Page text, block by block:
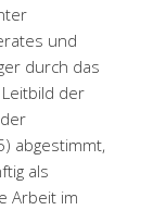
und
durch das
Leitbild der
abgestimmt,
als
Arbeit im